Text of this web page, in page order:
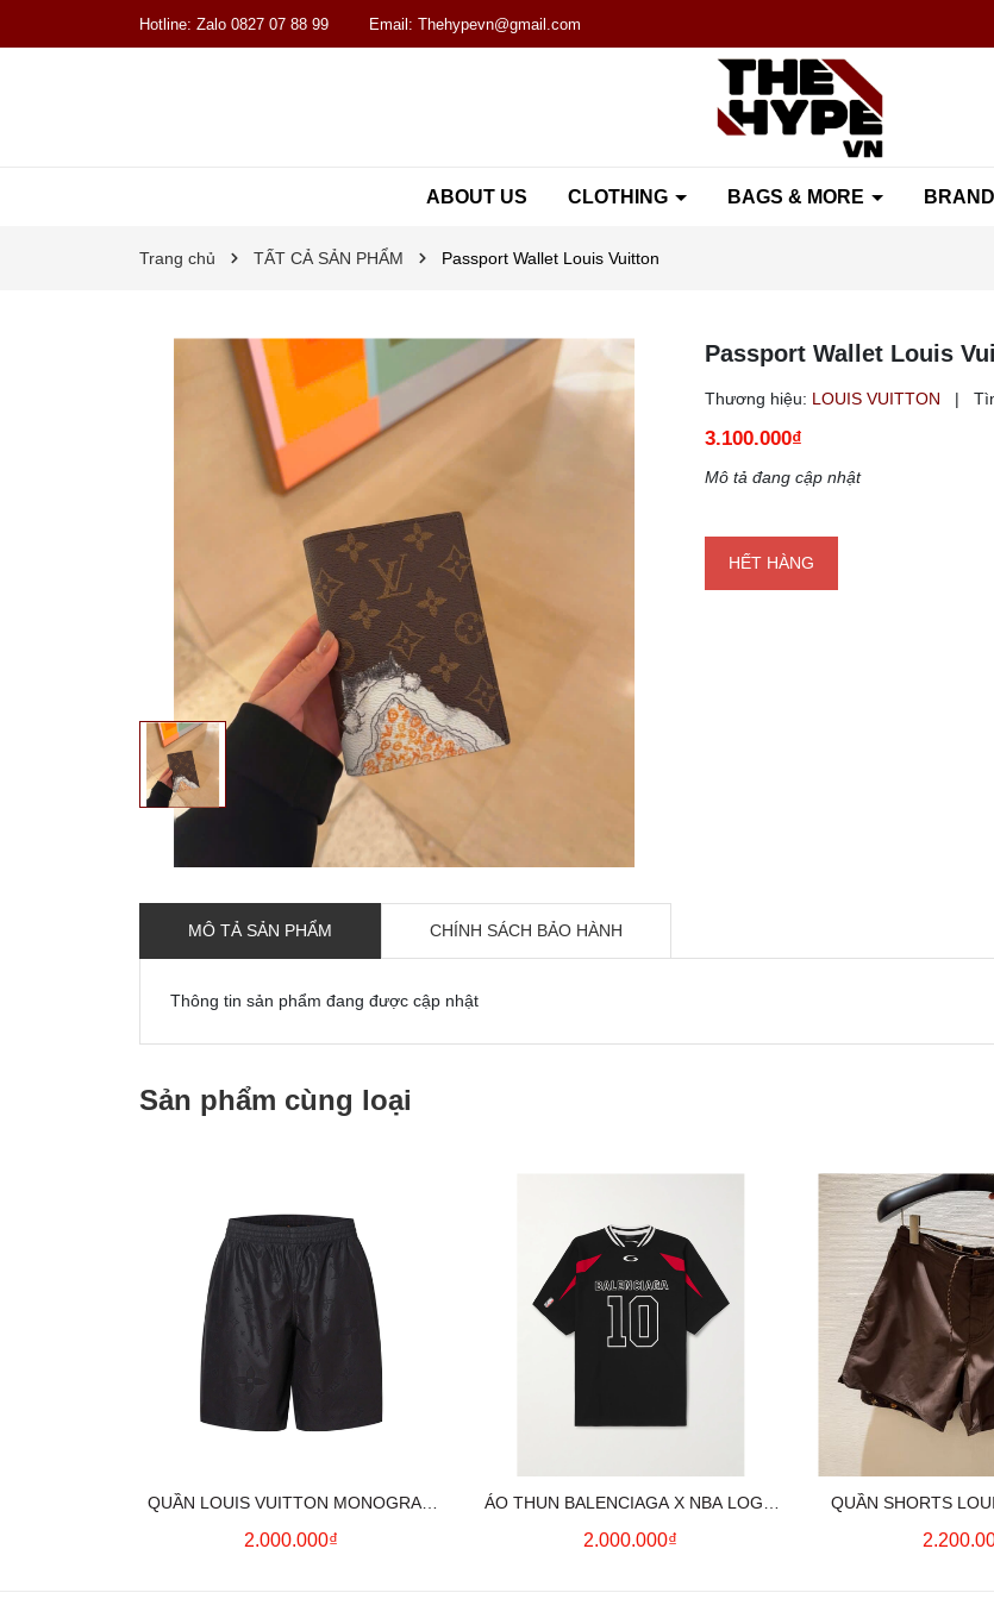
Hotline: Zalo 0827 07 88 99 Email: Thehypevn@gmail.com
ABOUT US CLOTHING BAGS & MORE BRAND
Trang chủ TẤT CẢ SẢN PHẨM Passport Wallet Louis Vuitton
Passport Wallet Louis
Thương hiệu: LOUIS VUITTON |
3.100.000₫
Mô tả đang cập nhật
HẾT HÀNG
MÔ TẢ SẢN PHẨM CHÍNH SÁCH BẢO HÀNH
Thông tin sản phẩm đang được cập nhật
Sản phẩm cùng loại
QUẦN LOUIS VUITTON MONOGRAM
MOIRE JACQUARD SILK SHORTS IN
2.000.000₫
ÁO THUN BALENCIAGA X NBA LOGO
COTTON JERSEY T-SHIRT
2.000.000₫
QUẦN SHORTS
MONOGRAM